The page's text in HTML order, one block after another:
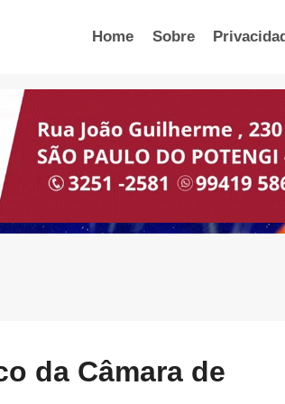
Home Sobre
da Câmara de